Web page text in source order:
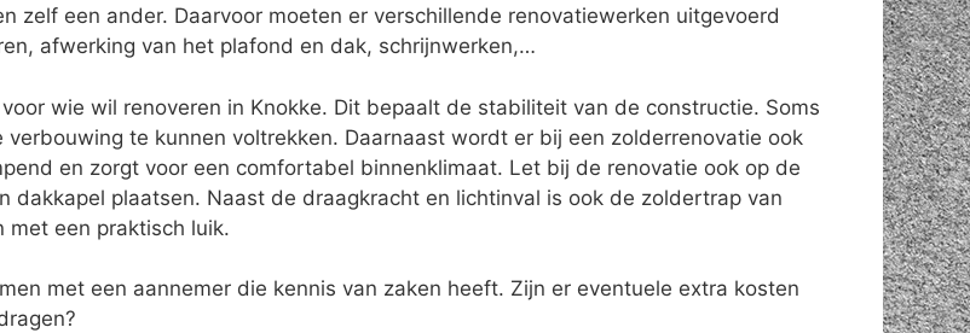
zelf een ander. Daarvoor moeten er verschillende renovatiewerken uitgevoerd
afwerking van het plafond en dak, schrijnwerken,…
wie wil renoveren in Knokke. Dit bepaalt de stabiliteit van de constructie. Soms
te kunnen voltrekken. Daarnaast wordt er bij een zolderrenovatie ook
en zorgt voor een comfortabel binnenklimaat. Let bij de renovatie ook op de
dakkapel plaatsen. Naast de draagkracht en lichtinval is ook de zoldertrap van
met een praktisch luik.
met een aannemer die kennis van zaken heeft. Zijn er eventuele extra kosten